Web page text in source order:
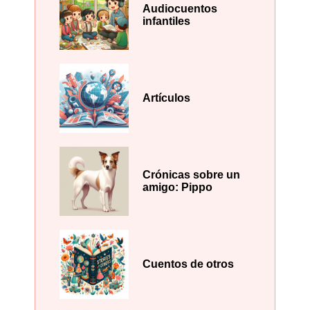
Audiocuentos
infantiles
Artículos
Crónicas sobre un
amigo: Pippo
Cuentos de otros